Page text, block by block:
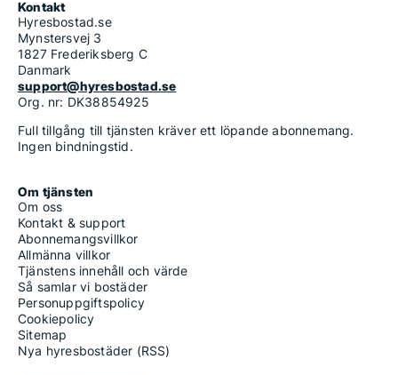
Kontakt
Hyresbostad.se
Mynstersvej 3
1827 Frederiksberg C
Danmark
support@hyresbostad.se
Org. nr: DK38854925
Full tillgång till tjänsten kräver ett löpande abonnemang.
Ingen bindningstid.
Om tjänsten
Om oss
Kontakt & support
Abonnemangsvillkor
Allmänna villkor
Tjänstens innehåll och värde
Så samlar vi bostäder
Personuppgiftspolicy
Cookiepolicy
Sitemap
Nya hyresbostäder (RSS)